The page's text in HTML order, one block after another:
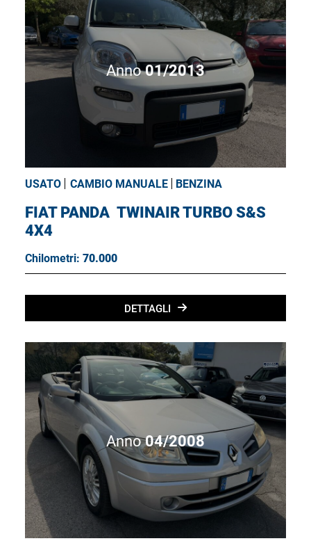
Anno01/2013
USATO CAMBIO MANUALE BENZINA
FIAT PANDA TWINAIR TURBO S&S
4X4
Chilometri: 70.000
DETTAGLI
Anno04/2008